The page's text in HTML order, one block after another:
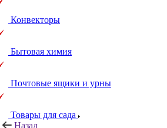
Конвекторы
Бытовая химия
Почтовые ящики и урны
Товары для сада
Назад